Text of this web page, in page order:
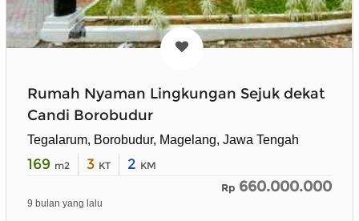
Rumah Nyaman Lingkungan Sejuk dekat
Candi Borobudur
Tegalarum, Borobudur, Magelang, Jawa Tengah
169 m2 3 KT 2 KM
Rp 660.000.000
9 bulan yang lalu